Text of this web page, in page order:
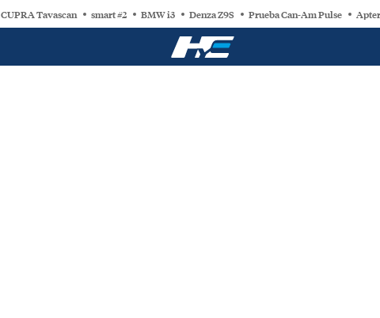
CUPRA Tavascan smart #2 BMW i3 Denza Z9S Prueba Can-Am Pulse